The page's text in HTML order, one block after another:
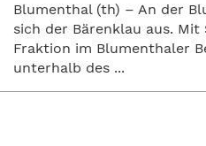
Blumenthal (th) – An der
sich der Bärenklau aus.
Fraktion im Blumenthaler
unterhalb des ...